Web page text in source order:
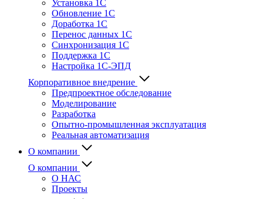
Установка 1С
Обновление 1С
Доработка 1С
Перенос данных 1С
Синхронизация 1С
Поддержка 1С
Настройка 1С-ЭПД
Корпоративное внедрение
Предпроектное обследование
Моделирование
Разработка
Опытно-промышленная эксплуатация
Реальная автоматизация
О компании
О компании
О НАС
Проекты